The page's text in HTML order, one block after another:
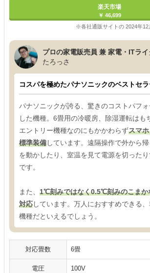
楽天市場
￥ 46,699
※各社通販サイトの 2024年12
プロの家電販売員 兼 家電・ITライ
たろっさ
コスパを極めたパナソニックのベストセ
パナソニックが誇る、驚きのコストパフ
した機種。6畳用の冷暖房、除湿運転はも
エントリー機種なのにもかかわらずスマ
標準装備しています。遠隔操作で外から
を動かしたり、室温を見て電源を切った
です。
また、 1℃刻みではなく0.5℃刻みのこまか
対応しています。万人におすすめできる
機種だといえるでしょう。
対応畳数 6畳
電圧 100V